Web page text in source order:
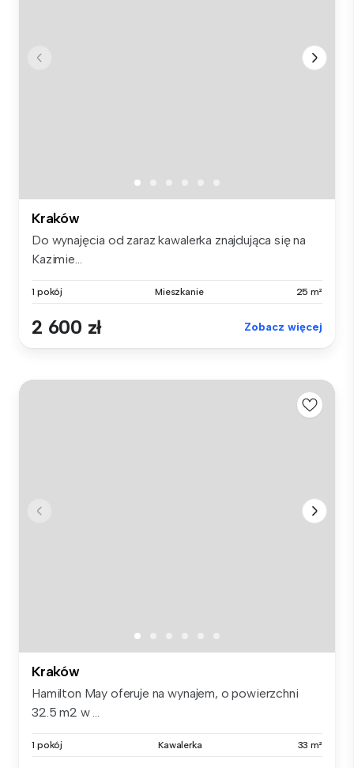
Kraków
Do wynajęcia od zaraz kawalerka znajdująca się na
Kazimie...
1 pokój Mieszkanie 25 m²
2 600 zł Zobacz więcej
Kraków
Hamilton May oferuje na wynajem, o powierzchni
32.5 m2 w ...
1 pokój Kawalerka 33 m²